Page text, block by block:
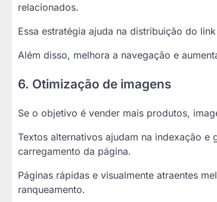
relacionados.
Essa estratégia ajuda na distribuição do
Além disso, melhora a navegação e
6. Otimização de imagens
Se o objetivo é vender mais produtos,
Textos alternativos ajudam na indexação
carregamento da página.
Páginas rápidas e visualmente atraentes
ranqueamento.